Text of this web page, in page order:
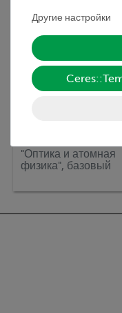
"Оптика и атомная
физика", базовый
Другие настройки